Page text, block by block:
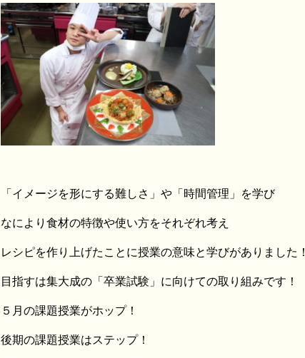
「イメージを形にする難しさ」や「時間管理」を学び
なにより食材の特徴や使い方をそれぞれ考え
レシピを作り上げたことに授業の意味と学びがありました！
目指すは集大成の「卒業試験」に向けての取り組みです！
５月の課題授業がホップ！
後期の課題授業はステップ！